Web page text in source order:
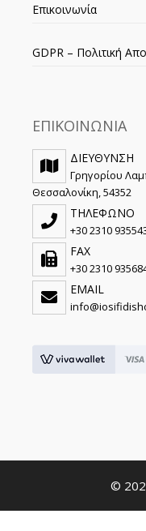
Επικοινωνία
GDPR – Πολιτική
ΕΠΙΚΟΙΝΩΝΙΑ
ΔΙΕΥΘΥΝΣΗ
Γρηγορίου
Θεσσαλονίκη, 54352
ΤΗΛΕΦΩΝΟ
+30 2310
FAX
+30 2310
EMAIL
©